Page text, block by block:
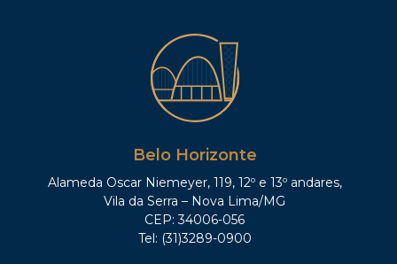
Belo Horizonte
Alameda Oscar Niemeyer, 119, 12º e 13º andares,
Vila da Serra – Nova Lima/MG
CEP: 34006-056
Tel: (31)3289-0900